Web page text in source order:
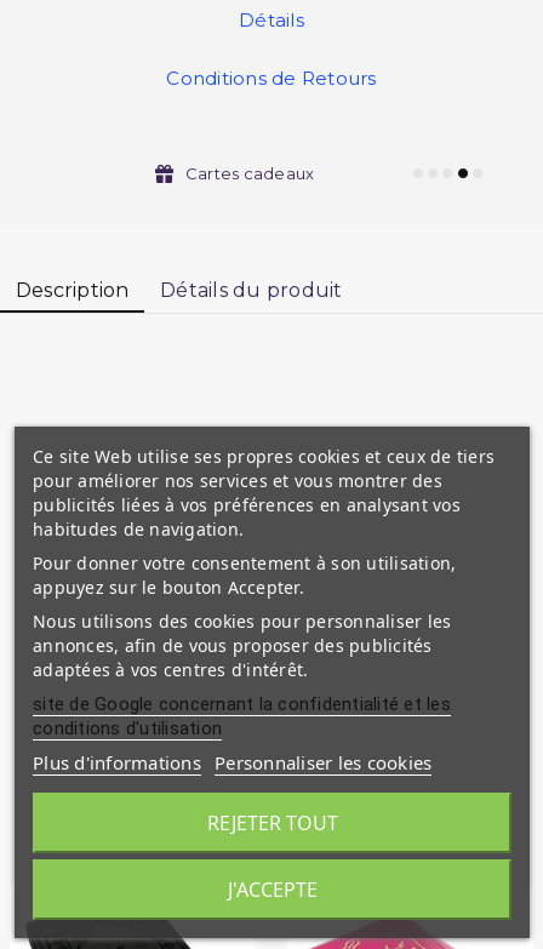
Détails
Conditions de Retours
Cartes cadeaux
Description Détails du produit
Originaire de Taha en Basse Egypte, il étudia sou la
direction de plus de trois cents maîtres.
Il étudia dans un premier temps la jurisprudence
chaféite, sous la direction de son oncle maternel al-
Mazini, l?un des disciples de l?Imam al-Shafi?i.
Par la suite, il suivit le rite hanafite et rédigea,
notamment, Ahkam al-Qur?an (Traité sur les sciences
coraniques), Sharh ma?ani al-?athar (Explication du
Produits similaires
Ce site Web utilise ses propres cookies et ceux de tiers
pour améliorer nos services et vous montrer des
publicités liées à vos préférences en analysant vos
habitudes de navigation.
Pour donner votre consentement à son utilisation,
appuyez sur le bouton Accepter.
Nous utilisons des cookies pour personnaliser les
annonces, afin de vous proposer des publicités
adaptées à vos centres d'intérêt.
site de Google concernant la confidentialité et les
conditions d'utilisation
Plus d'informations Personnaliser les cookies
REJETER TOUT
J'ACCEPTE